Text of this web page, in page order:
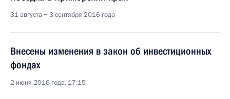
31 августа − 3 сентября 2016 года
Внесены изменения в закон об инвестиционных
фондах
2 июня 2016 года, 17:15